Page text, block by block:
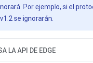
Por ejemplo, si el
se ignorarán.
LA API DE EDGE